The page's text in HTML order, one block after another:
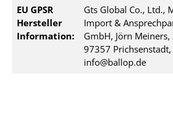
EU GPSR
Hersteller
Information:
Gts Global Co., Ltd.,
Import &
GmbH, Jörn
97357 Prichsenstadt,
info@ballop.de